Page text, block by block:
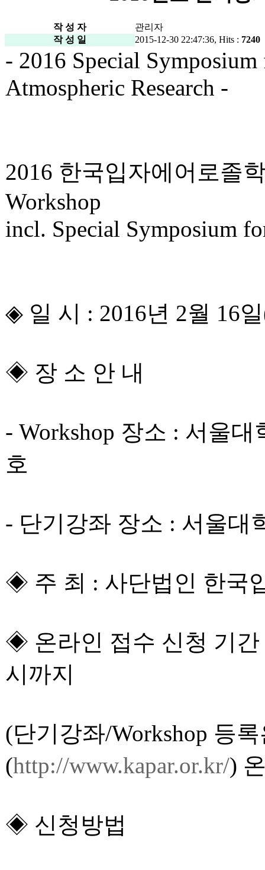
작 성 자
관리자
작 성 일
2015-12-30 22:47:36, Hits : 7240
- 2016 Special
Atmospheric Research -
2016 한국입자에어로졸
Workshop
incl. Special Symposium
◈ 일 시 : 2016년 2월 16
◈ 장 소 안 내
- Workshop 장소 : 서울
호
- 단기강좌 장소 : 서울대
◈ 주 최 : 사단법인 한국
◈ 온라인 접수 신청 기간
시까지
(단기강좌/Workshop 등
(http://www.kapar.or.kr/)
◈ 신청방법